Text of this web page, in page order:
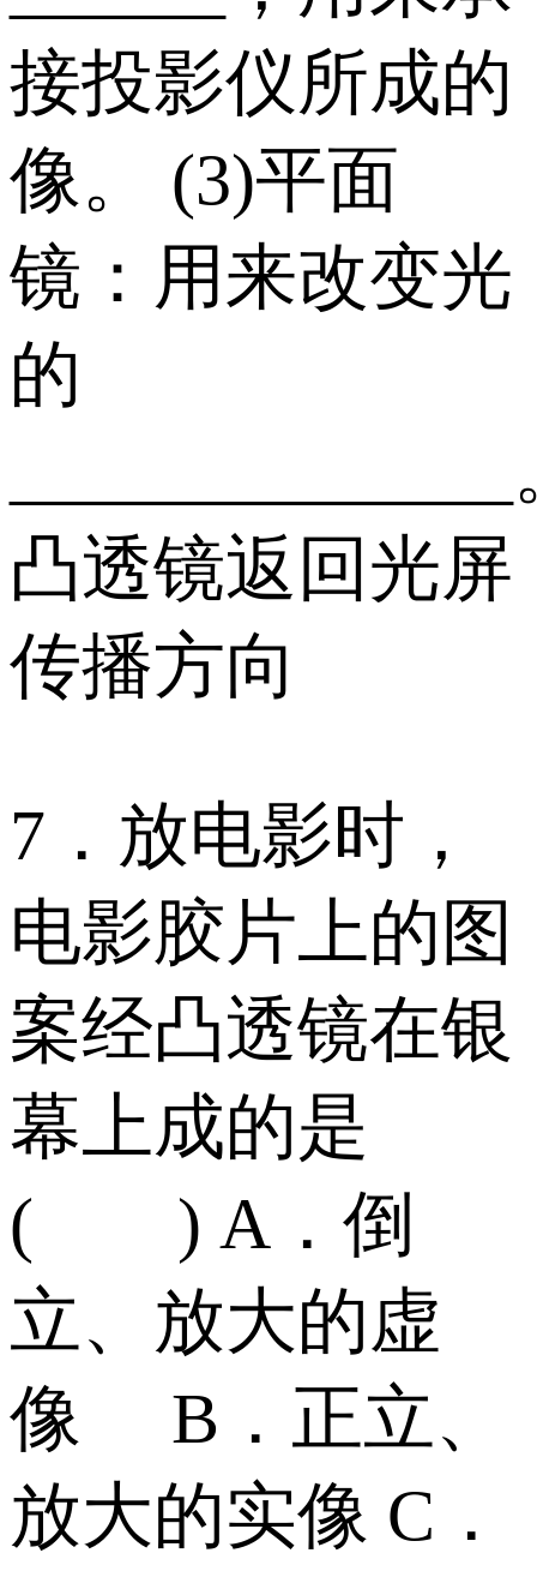
接投影仪所成的
像。 (3)平面
镜：用来改变光
的
凸透镜返回光屏
传播方向
7．放电影时，
电影胶片上的图
案经凸透镜在银
幕上成的是
( ) A．倒
立、放大的虚
像 B．正立、
放大的实像 C．